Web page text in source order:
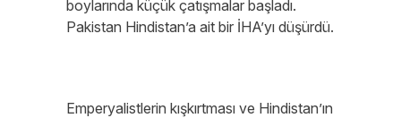
boylarında küçük çatışmalar başladı.
Pakistan Hindistan’a ait bir İHA’yı düşürdü.
Emperyalistlerin kışkırtması ve Hindistan’ın